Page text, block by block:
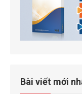
Bài viết mới